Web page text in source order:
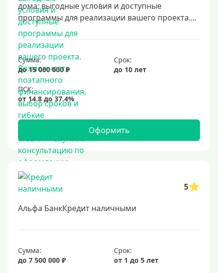
дома: выгодные условия и доступные
программы для реализации вашего проекта....
Сумма:
до 15 000 000 ₽
Срок:
до 10 лет
Оформить
5
Альфа БанкКредит наличными
Сумма:
до 7 500 000 ₽
Срок:
от 1 до 5 лет